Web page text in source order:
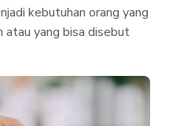
kebutuhan orang yang
atau yang bisa disebut